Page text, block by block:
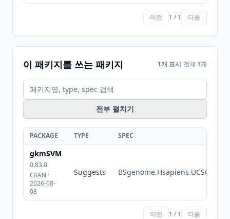
이전 1 / 1 다음
이 패키지를 쓰는 패키지 1개 표시 전체 1개
전부 펼치기
PACKAGE TYPE SPEC
gkmSVM
0.83.0
CRAN ·
2026-08-
08
Suggests
이전 1 / 1 다음